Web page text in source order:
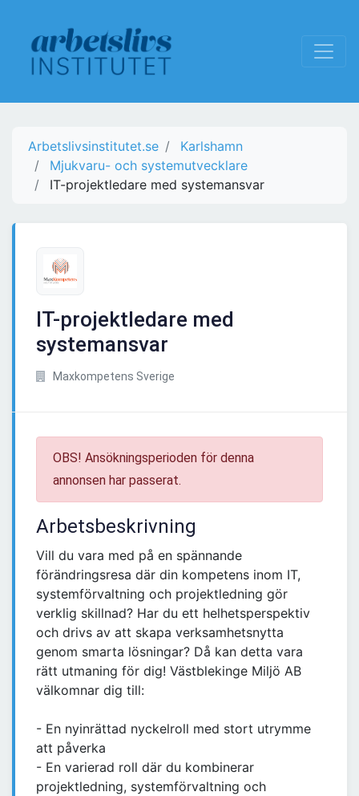
Arbetslivsinstitutet.se
Karlshamn
Mjukvaru- och systemutvecklare
IT-projektledare med systemansvar
IT-projektledare med
systemansvar
Maxkompetens Sverige
OBS! Ansökningsperioden för denna
annonsen har passerat.
Arbetsbeskrivning
Vill du vara med på en spännande
förändringsresa där din kompetens inom IT,
systemförvaltning och projektledning gör
verklig skillnad? Har du ett helhetsperspektiv
och drivs av att skapa verksamhetsnytta
genom smarta lösningar? Då kan detta vara
rätt utmaning för dig! Västblekinge Miljö AB
välkomnar dig till:
- En nyinrättad nyckelroll med stort utrymme
att påverka
- En varierad roll där du kombinerar
projektledning, systemförvaltning och